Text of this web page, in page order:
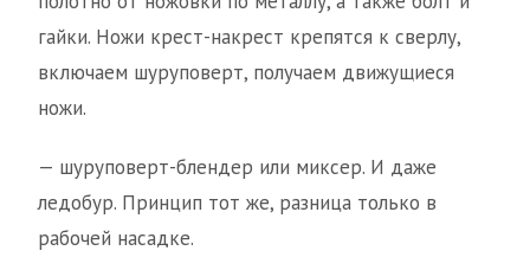
гайки. Ножи крест-накрест крепятся к сверлу,
включаем шуруповерт, получаем движущиеся
ножи.
— шуруповерт-блендер или миксер. И даже
ледобур. Принцип тот же, разница только в
рабочей насадке.